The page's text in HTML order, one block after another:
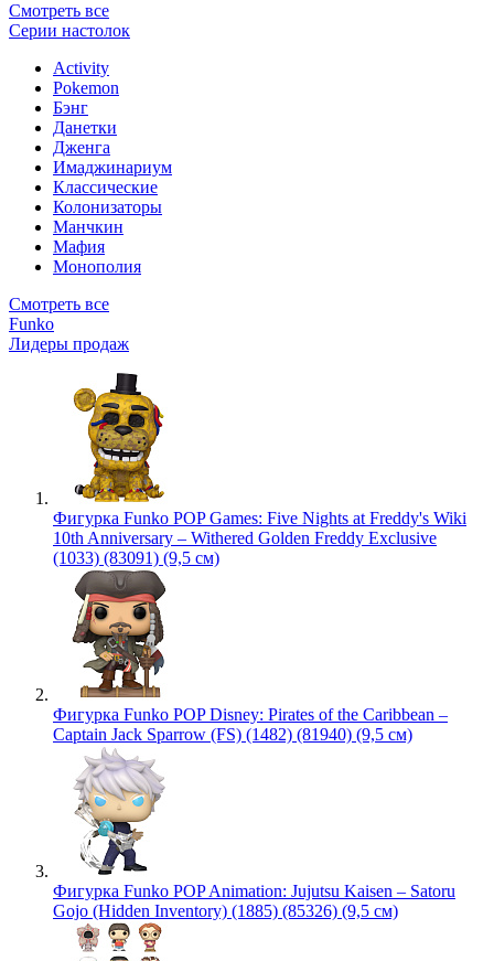
Смотреть все
Серии настолок
Activity
Pokemon
Бэнг
Данетки
Дженга
Имаджинариум
Классические
Колонизаторы
Манчкин
Мафия
Монополия
Смотреть все
Funko
Лидеры продаж
Фигурка Funko POP Games: Five Nights at Freddy's Wiki
10th Anniversary – Withered Golden Freddy Exclusive
(1033) (83091) (9,5 см)
Фигурка Funko POP Disney: Pirates of the Caribbean –
Captain Jack Sparrow (FS) (1482) (81940) (9,5 см)
Фигурка Funko POP Animation: Jujutsu Kaisen – Satoru
Gojo (Hidden Inventory) (1885) (85326) (9,5 см)